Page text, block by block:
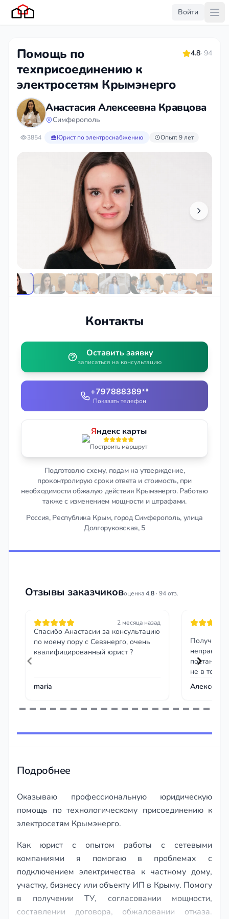
Войти
Помощь по
техприсоединению к
электросетям Крымэнерго
4.8· 94
Анастасия Алексеевна Кравцова
Симферополь
3854 Юрист по электроснабжению Опыт: 9 лет
Контакты
Оставить заявку
записаться на консультацию
+797888389**
Показать телефон
Яндекс карты
Построить маршрут
Подготовлю схему, подам на утверждение,
проконтролирую сроки ответа и стоимость, при
необходимости обжалую действия Крымэнерго. Работаю
также с изменением мощности и штрафами.
Россия, Республика Крым, город Симферополь, улица
Долгоруковская, 5
Отзывы заказчиковоценка4.8 · 94 отз.
2 месяца назад
Спасибо Анастасии за консультацию
по моему пору с Севэнерго, очень
квалифицированный юрист ?
maria
Получил
не в том
помог
отменили
правоту
Алексей Б.
1
Подробнее
Оказываю профессиональную юридическую
помощь по технологическому присоединению к
электросетям Крымэнерго.
Как юрист с опытом работы с сетевыми
компаниями я помогаю в проблемах с
подключением электричества к частному дому,
участку, бизнесу или объекту ИП в Крыму. Помогу
в получении ТУ, согласовании мощности,
составлении договора, обжаловании отказа.